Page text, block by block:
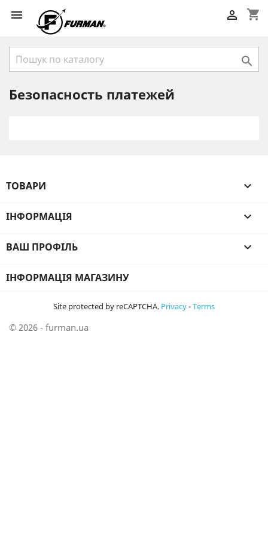
 shopping_cart


Безопасность платежей
ТОВАРИ 
ІНФОРМАЦІЯ 
ВАШ ПРОФІЛЬ 
ІНФОРМАЦІЯ МАГАЗИНУ
Site protected by reCAPTCHA. Privacy-Terms
© 2026 - furman.ua